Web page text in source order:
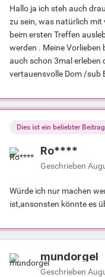
Hallo ja ich steh auch
zu sein, was natürlich
beim ersten Treffen
werden . Meine Vorlieben
auch schon 3mal erleben
vertauensvolle Dom /sub
Dies ist ein beliebter
Ro****
Geschrieben
Würde ich nur machen
ist,ansonsten könnte es
mundorgel
Geschrieben